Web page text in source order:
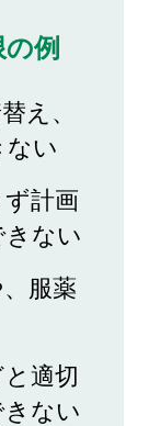
例
え、
ない
計画
きない
服薬
適切
ない